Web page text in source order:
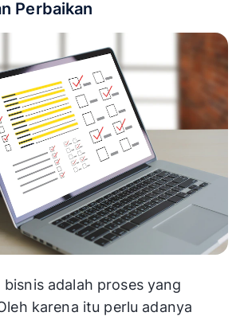
Perbaikan
bisnis adalah proses yang
karena itu perlu adanya